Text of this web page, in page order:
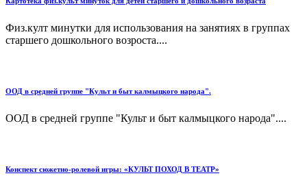
Физ.култ минутки для использования на занятиях в группах
старшего дошкольного возроста....
ООД в средней группе "Культ и быт калмыцкого народа".
ООД в средней группе "Культ и быт калмыцкого народа"....
Конспект сюжетно-ролевой игры: «КУЛЬТ ПОХОД В ТЕАТР»